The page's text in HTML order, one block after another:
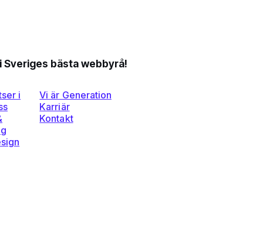
Sveriges bästa webbyrå!
i
Vi är Generation
Karriär
Kontakt